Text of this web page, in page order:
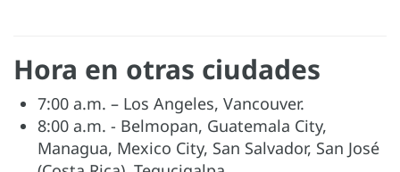
Hora en otras ciudades
7:00 a.m. – Los Angeles, Vancouver.
8:00 a.m. - Belmopan, Guatemala City,
Managua, Mexico City, San Salvador, San José